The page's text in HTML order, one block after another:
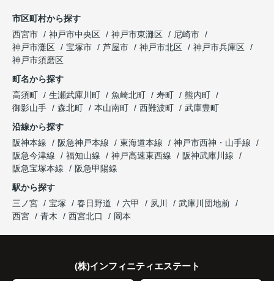
住み替え後は掃除の時間も短くなり、夫婦で外出や
趣味を楽しむ時間が増えました。
これからの暮らしを前向きに考えられるようにな
り、住み替えを決断して本当に良かったと思ってい
ます。
「立地も良く、長期保有したい物件です。」
と話され、このビルを大切に運営してくださること
になりました。
長年守ってきた資産を安心して引き継ぐことがで
き、家族全員が納得できる売却となりました。
インフィニティエステートさんへ相談すると、
「レ・ジェイド西宮北口」の査定だけでなく、新居
購入とのタイミングや資金計画についても丁寧に説
明してくださいました。
販売活動では、西宮北口駅へのアクセス、阪急西宮
ガーデンズ、教育施設、商業施設など、このエリア
した。
購入されたご家族は、
と大変喜ばれ、この住まいを選ばれました。
住み替え後は家族それぞれの通勤・通学時間が短く
家族全員にとって、将来を見据えた良い選択だった
市区町村から探す
西宮市
神戸市中央区 神戸市東灘区
尼崎市
神戸市灘区
宝塚市 芦屋市 神戸市北区
神戸市兵庫区
神戸市須磨区
町名から探す
高須町
生瀬武庫川町 魚崎北町 寿町
熊内町
御影山手
森北町 本山南町 西難波町
武庫豊町
沿線から探す
阪神本線
阪急神戸本線 東海道本線
神戸市西神・山手線
阪急今津線
福知山線 神戸高速東西線
阪神武庫川線
阪急宝塚本線
阪急甲陽線
駅から探す
三ノ宮
宝塚 春日野道 六甲 夙川
武庫川団地前
西宮
青木 西宮北口 岡本
(株)インフィニティエステート